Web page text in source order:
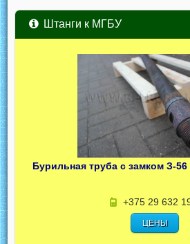
Штанги к МГБУ
Бурильная труба с замком З-
+375 29 632
ЦЕНЫ